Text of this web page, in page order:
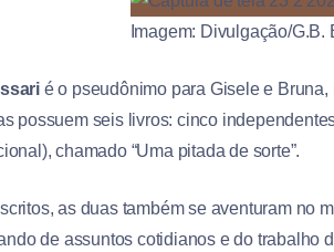
Imagem: Divulgação/G.B.
é o pseudônimo para Gisele e
possuem seis livros: cinco
chamado “Uma pitada de sorte”.
as duas também se aventuram no
de assuntos cotidianos e do trabalho